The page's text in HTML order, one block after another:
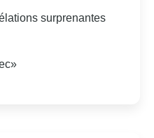
surprenantes